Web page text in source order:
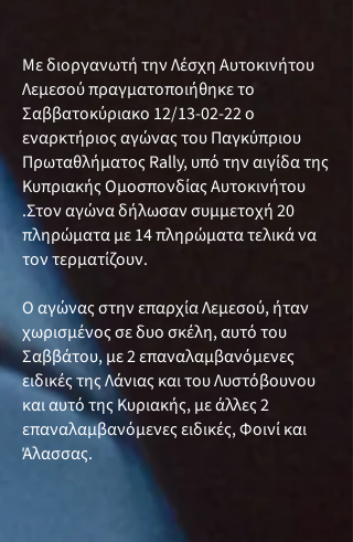
Με διοργανωτή την Λέσχη Αυτοκινήτου
Λεμεσού πραγματοποιήθηκε το
Σαββατοκύριακο 12/13-02-22 ο
εναρκτήριος αγώνας του Παγκύπριου
Πρωταθλήματος Rally, υπό την αιγίδα της
Κυπριακής Ομοσπονδίας Αυτοκινήτου
.Στον αγώνα δήλωσαν συμμετοχή 20
πληρώματα με 14 πληρώματα τελικά να
τον τερματίζουν.
Ο αγώνας στην επαρχία Λεμεσού, ήταν
χωρισμένος σε δυο σκέλη, αυτό του
Σαββάτου, με 2 επαναλαμβανόμενες
ειδικές της Λάνιας και του Λυστόβουνου
και αυτό της Κυριακής, με άλλες 2
επαναλαμβανόμενες ειδικές, Φοινί και
Άλασσας.